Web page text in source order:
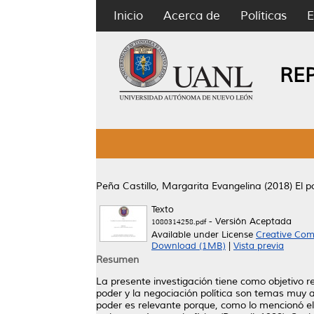
Inicio Acerca de Políticas
Peña Castillo, Margarita Evangelina (2018) El
Texto
1080314258.pdf- Versión Aceptada
Available under License Creative
Download (1MB)
Vista previa
Resumen
La presente investigación tiene como objetivo
poder y la negociación política son temas muy
poder es relevante porque, como lo mencionó